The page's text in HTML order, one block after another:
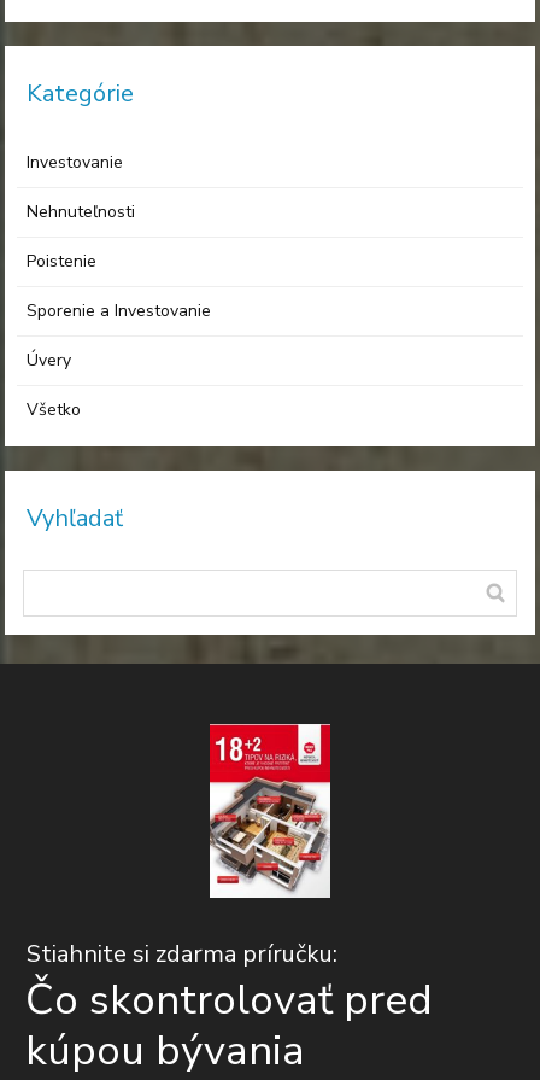
Kategórie
Investovanie
Nehnuteľnosti
Poistenie
Sporenie a Investovanie
Úvery
Všetko
Vyhľadať
Stiahnite si zdarma príručku:
Čo skontrolovať pred
kúpou bývania